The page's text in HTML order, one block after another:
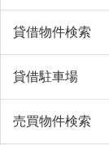
貸借物件検索
貸借駐車場
売買物件検索